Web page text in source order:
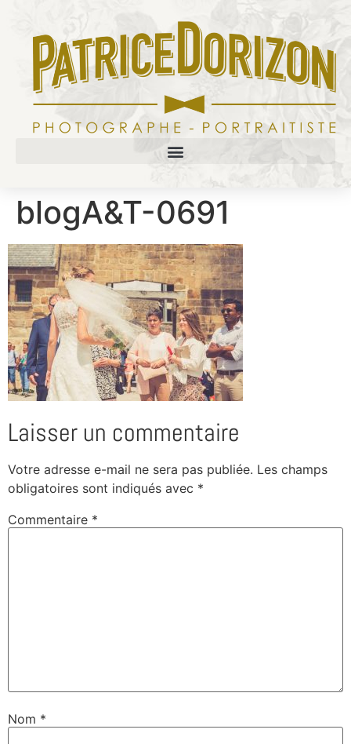
blogA&T-0691
Laisser un commentaire
Votre adresse e-mail ne sera pas publiée. Les champs
obligatoires sont indiqués avec *
Commentaire *
Nom *